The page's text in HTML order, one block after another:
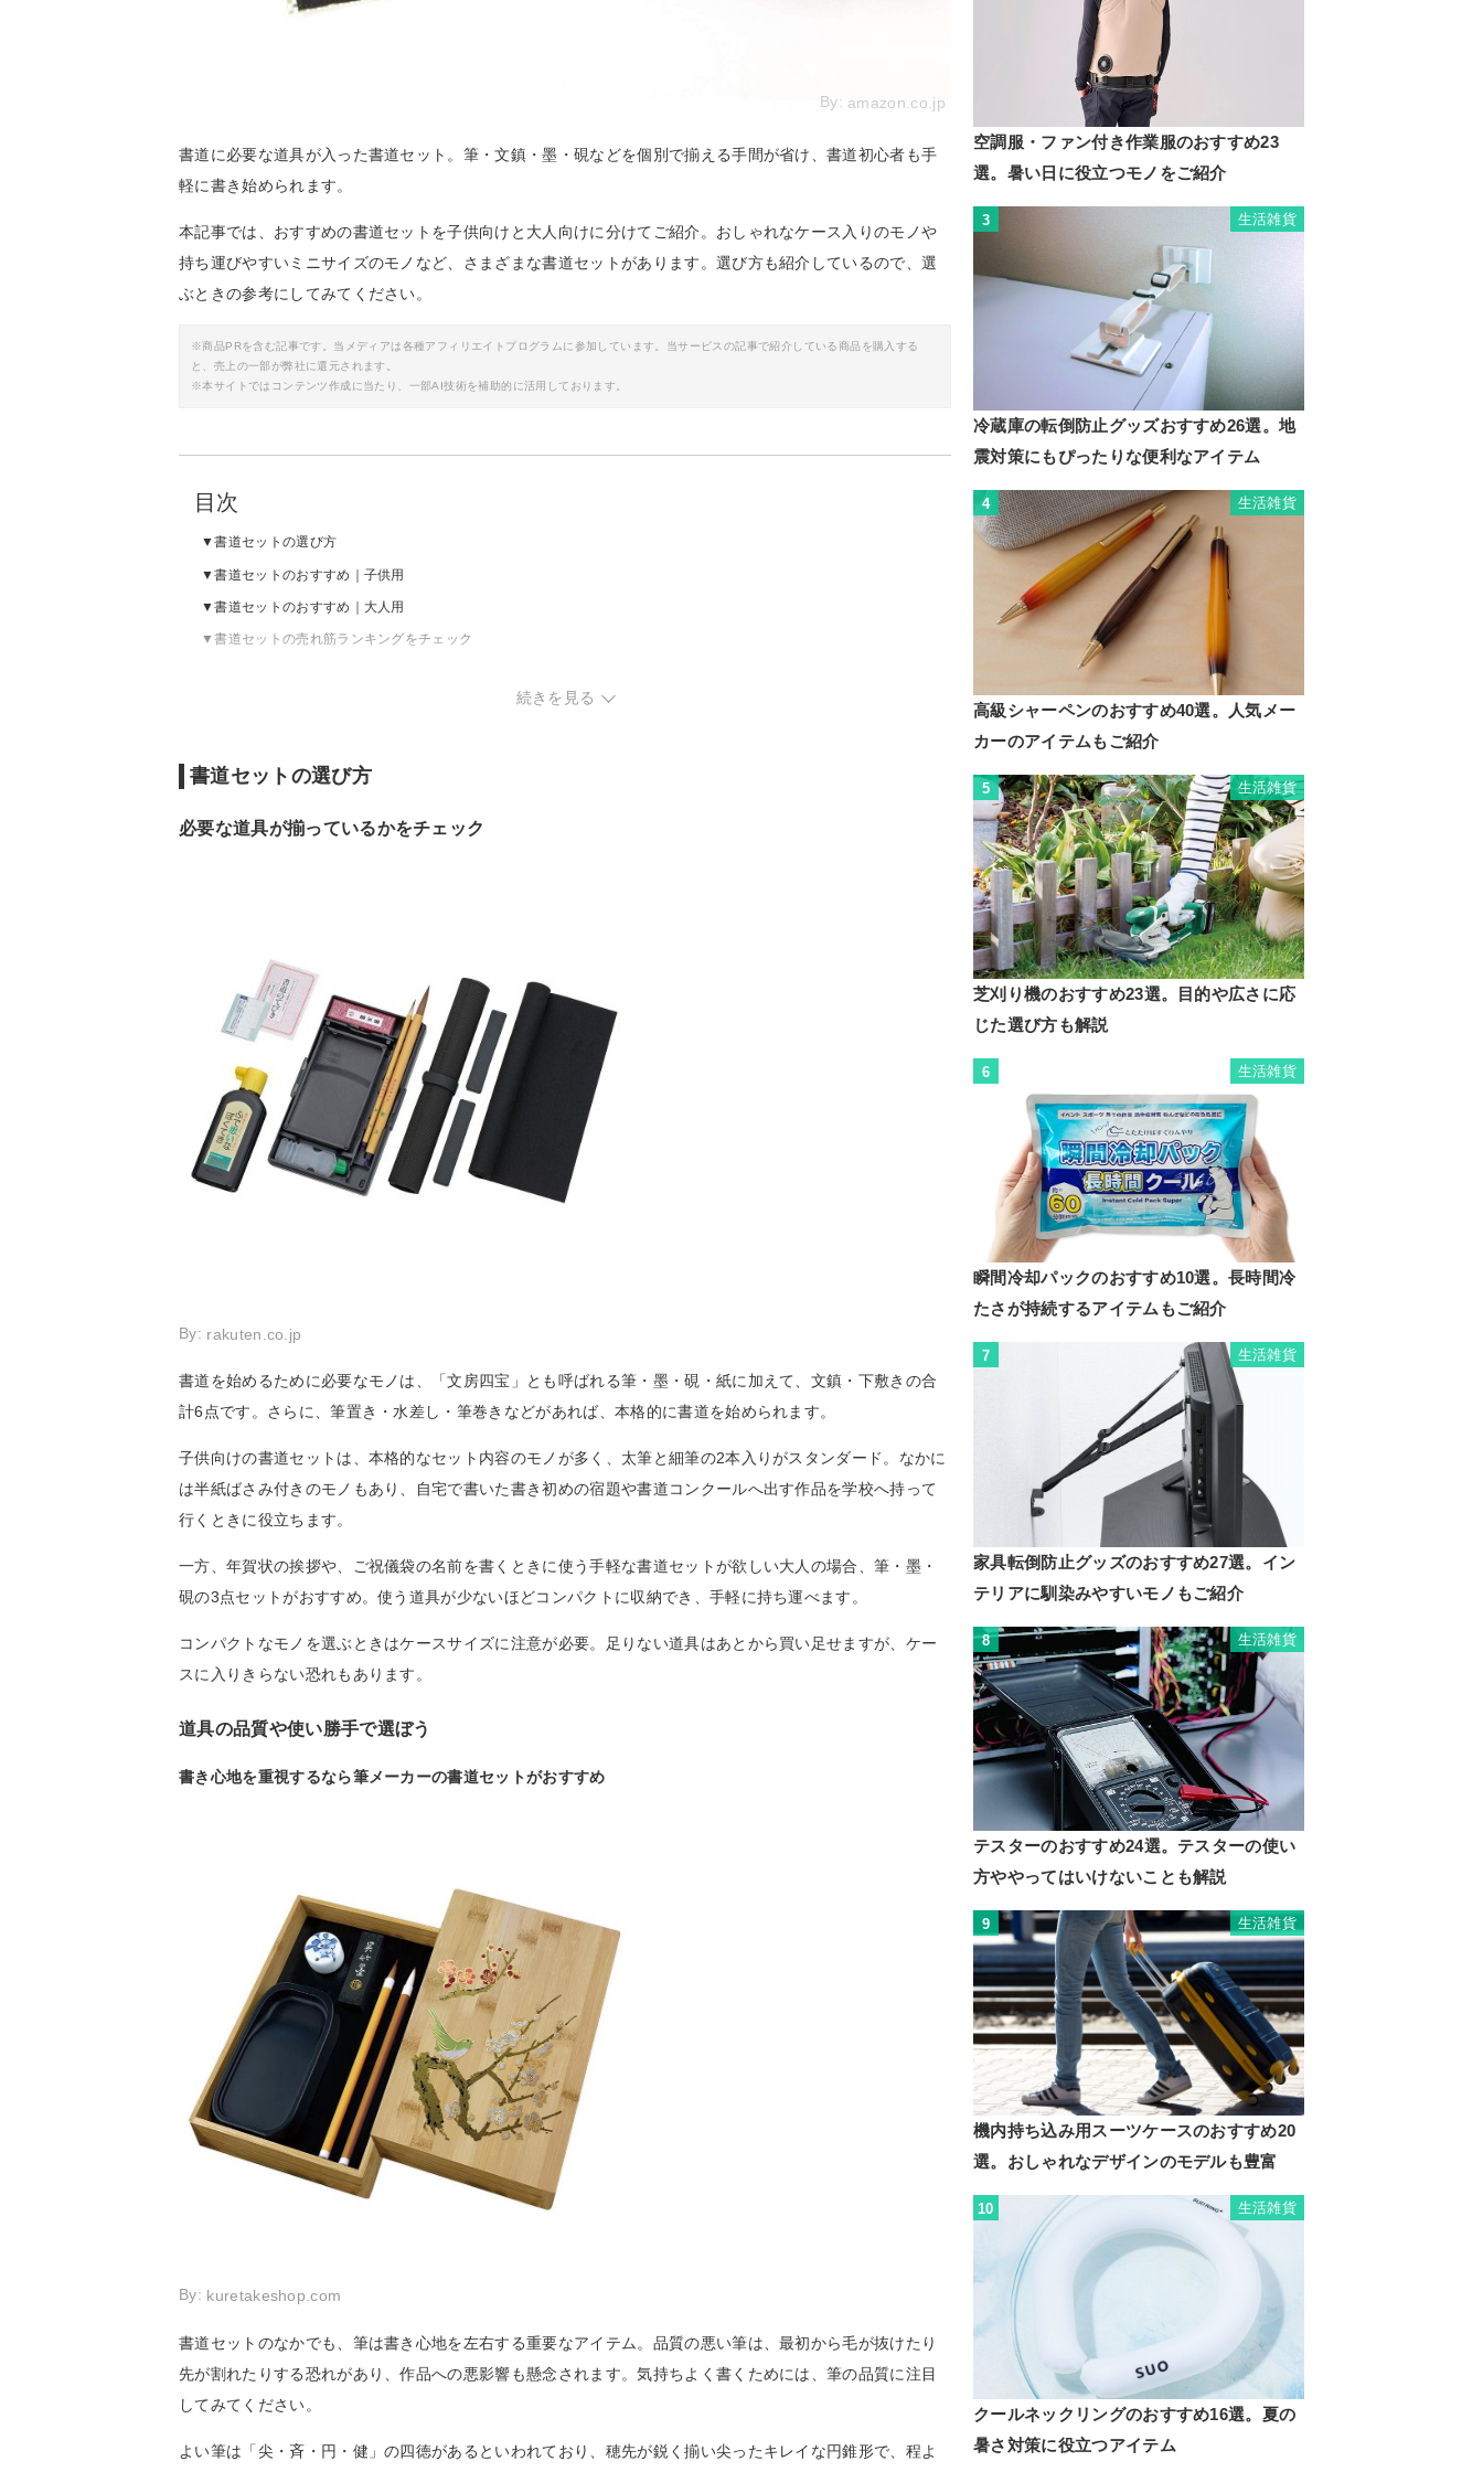
By: amazon.co.jp
書道に必要な道具が入った書道セット。筆・文鎮・墨・硯などを個別で揃える手間が省け、書道初心者も手
軽に書き始められます。
本記事では、おすすめの書道セットを子供向けと大人向けに分けてご紹介。おしゃれなケース入りのモノや
持ち運びやすいミニサイズのモノなど、さまざまな書道セットがあります。選び方も紹介しているので、選
ぶときの参考にしてみてください。
※商品PRを含む記事です。当メディアは各種アフィリエイトプログラムに参加しています。当サービスの記事で紹介している商品を購入する
と、売上の一部が弊社に還元されます。
※本サイトではコンテンツ作成に当たり、一部AI技術を補助的に活用しております。
目次
書道セットの選び方
書道セットのおすすめ｜子供用
書道セットのおすすめ｜大人用
書道セットの売れ筋ランキングをチェック
続きを見る
書道セットの選び方
必要な道具が揃っているかをチェック
By: rakuten.co.jp
書道を始めるために必要なモノは、「文房四宝」とも呼ばれる筆・墨・硯・紙に加えて、文鎮・下敷きの合
計6点です。さらに、筆置き・水差し・筆巻きなどがあれば、本格的に書道を始められます。
子供向けの書道セットは、本格的なセット内容のモノが多く、太筆と細筆の2本入りがスタンダード。なかに
は半紙ばさみ付きのモノもあり、自宅で書いた書き初めの宿題や書道コンクールへ出す作品を学校へ持って
行くときに役立ちます。
一方、年賀状の挨拶や、ご祝儀袋の名前を書くときに使う手軽な書道セットが欲しい大人の場合、筆・墨・
硯の3点セットがおすすめ。使う道具が少ないほどコンパクトに収納でき、手軽に持ち運べます。
コンパクトなモノを選ぶときはケースサイズに注意が必要。足りない道具はあとから買い足せますが、ケー
スに入りきらない恐れもあります。
道具の品質や使い勝手で選ぼう
書き心地を重視するなら筆メーカーの書道セットがおすすめ
By: kuretakeshop.com
書道セットのなかでも、筆は書き心地を左右する重要なアイテム。品質の悪い筆は、最初から毛が抜けたり
先が割れたりする恐れがあり、作品への悪影響も懸念されます。気持ちよく書くためには、筆の品質に注目
してみてください。
よい筆は「尖・斉・円・健」の四徳があるといわれており、穂先が鋭く揃い尖ったキレイな円錐形で、程よ
空調服・ファン付き作業服のおすすめ23
選。暑い日に役立つモノをご紹介
3 生活雑貨
冷蔵庫の転倒防止グッズおすすめ26選。地
震対策にもぴったりな便利なアイテム
4 生活雑貨
高級シャーペンのおすすめ40選。人気メー
カーのアイテムもご紹介
5 生活雑貨
芝刈り機のおすすめ23選。目的や広さに応
じた選び方も解説
6 生活雑貨
瞬間冷却パックのおすすめ10選。長時間冷
たさが持続するアイテムもご紹介
7 生活雑貨
家具転倒防止グッズのおすすめ27選。イン
テリアに馴染みやすいモノもご紹介
8 生活雑貨
テスターのおすすめ24選。テスターの使い
方ややってはいけないことも解説
9 生活雑貨
機内持ち込み用スーツケースのおすすめ20
選。おしゃれなデザインのモデルも豊富
10 生活雑貨
クールネックリングのおすすめ16選。夏の
暑さ対策に役立つアイテム